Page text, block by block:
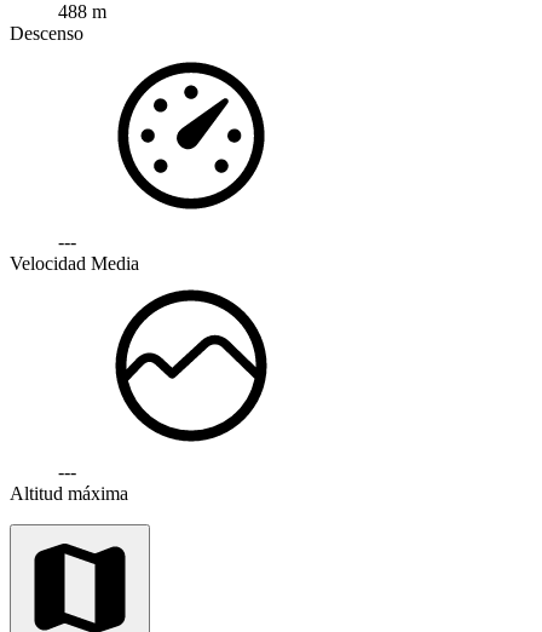
488 m
Descenso
---
Velocidad Media
---
Altitud máxima